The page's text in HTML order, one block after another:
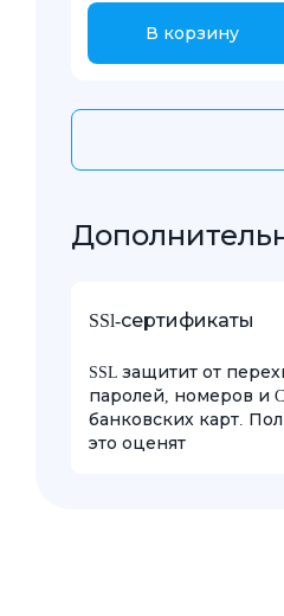
В корзину
SSl-сертификаты
SSL защитит от
паролей, номеров и
банковских карт.
это оценят